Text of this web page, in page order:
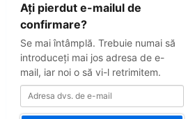
Aţi pierdut e-mailul de
confirmare?
Se mai întâmplă. Trebuie numai să
introduceţi mai jos adresa de e-
mail, iar noi o să vi-l retrimitem.